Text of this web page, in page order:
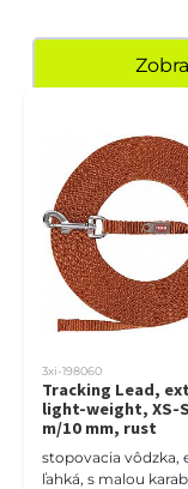
3xi-198060
Tracking Lead,
light-weight, XS-
m/10 mm, rust
stopovacia vôdzka,
ľahká, s malou